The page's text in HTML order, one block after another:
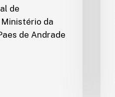
de
da
de Andrade